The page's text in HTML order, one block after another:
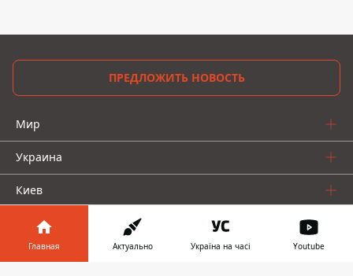
ПРЕДЛОЖИТЬ НОВОСТЬ
Мир
Украина
Киев
Регионы
Главная Актуально Україна на часі Youtube